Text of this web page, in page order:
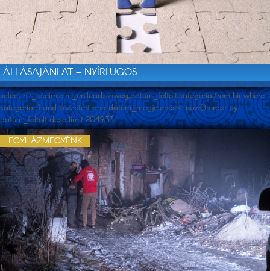
ÁLLÁSAJÁNLAT – NYÍRLUGOS
select hir_id,cim,cim_en,lead,szoveg,datum_feltolt,kategoria from hir where
kategoria=1 and kozzetett and datum_megjelenes<=now() order by
datum_feltolt desc limit 2049,33
EGYHÁZMEGYÉNK